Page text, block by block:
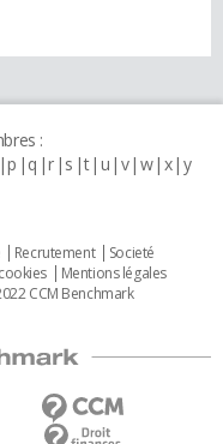
:
p q r s t u v w x y
Recrutement
Societé
Mentions légales
CCM Benchmark